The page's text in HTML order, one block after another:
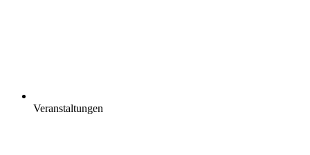
Veranstaltungen